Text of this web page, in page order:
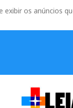
exibir os anúncios